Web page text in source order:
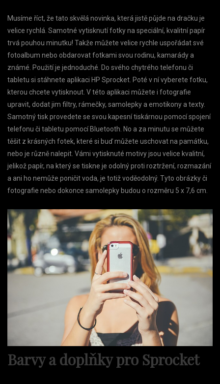
Musíme říct, že tato skvělá novinka, která jistě půjde na dračku je
velice rychlá. Samotné vytisknutí fotky na speciální, kvalitní papír
trvá pouhou minutku! Takže můžete velice rychle uspořádat své
fotoalbum nebo obdarovat fotkami svou rodinu, kamarády a
známé. Použití je jednoduché. Do svého chytrého telefonu či
tabletu si stáhnete aplikaci HP Sprocket. Poté v ní vyberete fotku,
kterou chcete vytisknout. V této aplikaci můžete i fotografie
upravit, dodat jim filtry, rámečky, samolepky a emotikony a texty.
Samotný tisk provedete se svou kapesní tiskárnou pomocí spojení
telefonu či tabletu pomocí Bluetooth. No a za minutu se můžete
těšit z krásných fotek, které si buď můžete uschovat na památku,
nebo je různě nalepit. Vámi vytisknuté motivy jsou velice kvalitní,
jelikož papír, na který se tiskne je odolný proti roztržení, rozmazání
a ani ho nemůže poničit voda, je totiž voděodolný. Tyto obrázky či
fotografie nebo dokonce samolepky budou o rozměru 5 x 7,6 cm.
Barvy a doplňky pro Sprocket